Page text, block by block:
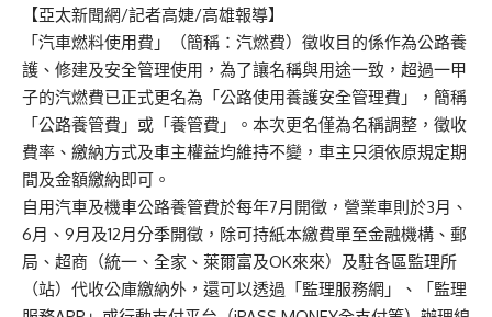
【亞太新聞網/記者高婕/高雄報導】
「汽車燃料使用費」（簡稱：汽燃費）徵收目的係作為公路養
護、修建及安全管理使用，為了讓名稱與用途一致，超過一甲
子的汽燃費已正式更名為「公路使用養護安全管理費」，簡稱
「公路養管費」或「養管費」。本次更名僅為名稱調整，徵收
費率、繳納方式及車主權益均維持不變，車主只須依原規定期
間及金額繳納即可。
自用汽車及機車公路養管費於每年7月開徵，營業車則於3月、
6月、9月及12月分季開徵，除可持紙本繳費單至金融機構、郵
局、超商（統一、全家、萊爾富及OK來來）及駐各區監理所
（站）代收公庫繳納外，還可以透過「監理服務網」、「監理